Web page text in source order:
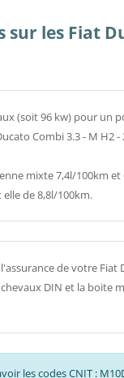
les Fiat
(soit 96 kw) pour un
Combi 3.3 - M H2
mixte 7,4l/100km
de 8,8l/100km.
de votre Fiat
chevaux DIN et la
les codes CNIT :